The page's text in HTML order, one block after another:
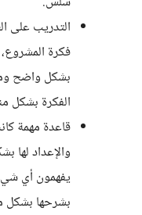
التدريب على
فكرة
بشكل واضح
الفكرة بشكل
قاعدة مهمة
والإعداد لها
يفهمون أي
بشرحها بشكل